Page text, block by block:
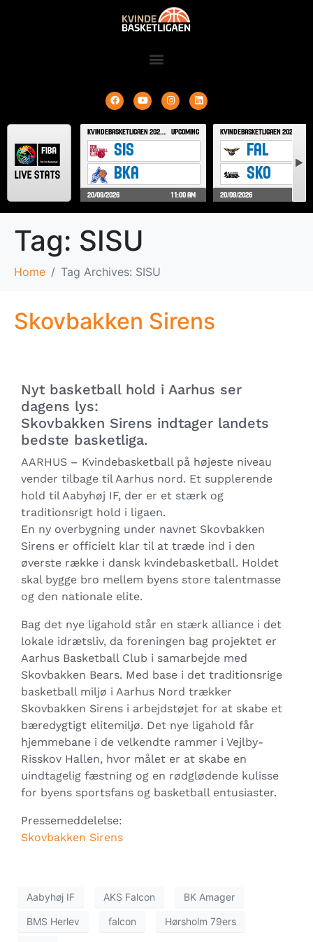
Tag: SISU
Home Tag Archives: SISU
Skovbakken Sirens
Nyt basketball hold i Aarhus ser
dagens lys:
Skovbakken Sirens indtager landets
bedste basketliga.
AARHUS – Kvindebasketball på højeste niveau
vender tilbage til Aarhus nord. Et supplerende
hold til Aabyhøj IF, der er et stærk og
traditionsrigt hold i ligaen.
En ny overbygning under navnet Skovbakken
Sirens er officielt klar til at træde ind i den
øverste række i dansk kvindebasketball. Holdet
skal bygge bro mellem byens store talentmasse
og den nationale elite.
Bag det nye ligahold står en stærk alliance i det
lokale idrætsliv, da foreningen bag projektet er
Aarhus Basketball Club i samarbejde med
Skovbakken Bears. Med base i det traditionsrige
basketball miljø i Aarhus Nord trækker
Skovbakken Sirens i arbejdstøjet for at skabe et
bæredygtigt elitemiljø. Det nye ligahold får
hjemmebane i de velkendte rammer i Vejlby-
Risskov Hallen, hvor målet er at skabe en
uindtagelig fæstning og en rødglødende kulisse
for byens sportsfans og basketball entusiaster.
Pressemeddelelse:
Skovbakken Sirens
Aabyhøj IF AKS Falcon BK Amager
BMS Herlev falcon Hørsholm 79ers